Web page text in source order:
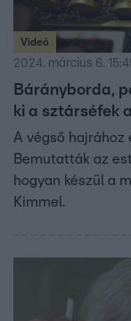
Videó
2024. március 6.
Bárányborda,
ki a sztárséfek
A végső hajrához
Bemutatták az
hogyan készül a
Kimmel.